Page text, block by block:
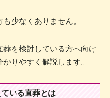
少なくありません。
葬を検討している方へ向け
りやすく解説します。
いる直葬とは